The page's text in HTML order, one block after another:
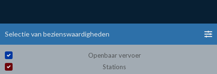
Selectie van bezienswaardigheden
Openbaar vervoer
Stations